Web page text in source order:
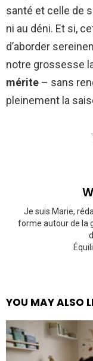
santé et celle de
ni au déni. Et si,
d’aborder
notre grossesse
mérite – sans
pleinement la
Je suis Marie,
forme autour de la
YOU MAY ALSO